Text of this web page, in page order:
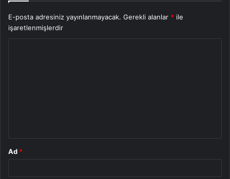
E-posta adresiniz yayınlanmayacak. Gerekli alanlar * ile
işaretlenmişlerdir
Ad *